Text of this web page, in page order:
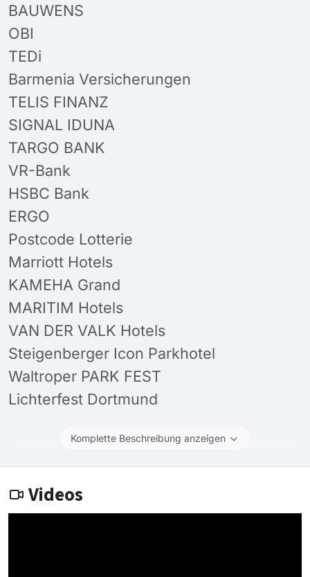
BAUWENS
OBI
TEDi
Barmenia Versicherungen
TELIS FINANZ
SIGNAL IDUNA
TARGO BANK
VR-Bank
HSBC Bank
ERGO
Postcode Lotterie
Marriott Hotels
KAMEHA Grand
MARITIM Hotels
VAN DER VALK Hotels
Steigenberger Icon Parkhotel
Waltroper PARK FEST
Lichterfest Dortmund
Komplette Beschreibung anzeigen
Videos